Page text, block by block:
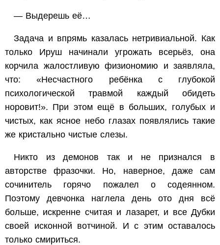
— Выдерешь её…
Задача и впрямь казалась нетривиальной. Как
только Ируш начинали угрожать всерьёз, она
корчила жалостливую физиономию и заявляла,
что: «Несчастного ребёнка с глубокой
психологической травмой каждый обидеть
норовит!». При этом ещё в больших, голубых и
чистых, как ясное небо глазах появлялись такие
же кристально чистые слезы.
Никто из демонов так и не признался в
авторстве фразочки. Но, наверное, даже сам
сочинитель горячо пожалел о содеянном.
Поэтому девчонка наглела день ото дня всё
больше, искренне считая и лазарет, и все Дубки
своей исконной вотчиной. И с этим оставалось
только смириться.